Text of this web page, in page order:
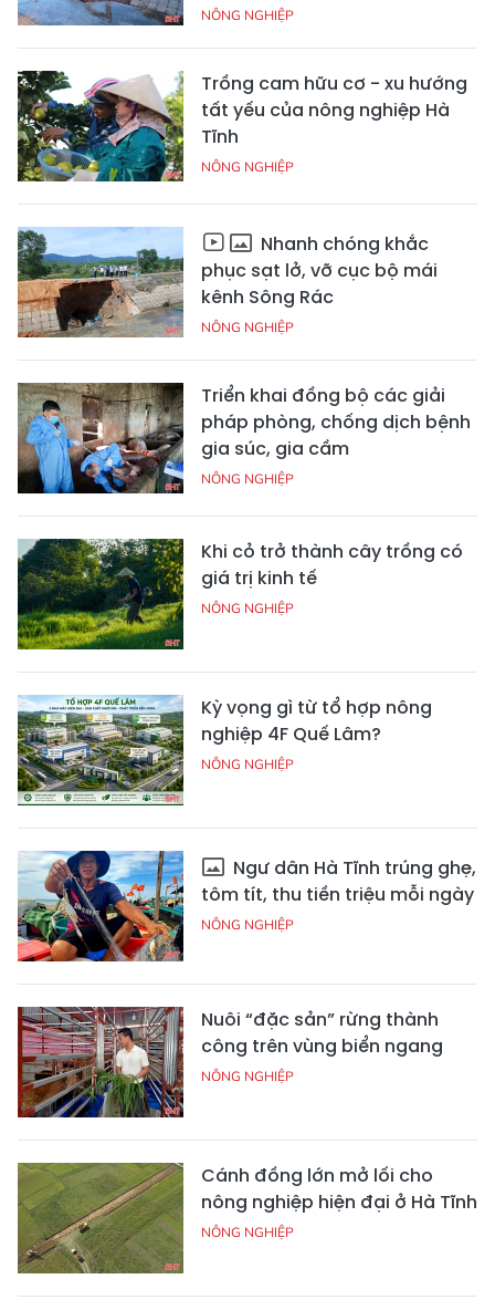
NÔNG NGHIỆP
Trồng cam hữu cơ - xu hướng
tất yếu của nông nghiệp Hà
Tĩnh
NÔNG NGHIỆP
Nhanh chóng khắc
phục sạt lở, vỡ cục bộ mái
kênh Sông Rác
NÔNG NGHIỆP
Triển khai đồng bộ các giải
pháp phòng, chống dịch bệnh
gia súc, gia cầm
NÔNG NGHIỆP
Khi cỏ trở thành cây trồng có
giá trị kinh tế
NÔNG NGHIỆP
Kỳ vọng gì từ tổ hợp nông
nghiệp 4F Quế Lâm?
NÔNG NGHIỆP
Ngư dân Hà Tĩnh trúng ghẹ,
tôm tít, thu tiền triệu mỗi ngày
NÔNG NGHIỆP
Nuôi “đặc sản” rừng thành
công trên vùng biển ngang
NÔNG NGHIỆP
Cánh đồng lớn mở lối cho
nông nghiệp hiện đại ở Hà Tĩnh
NÔNG NGHIỆP